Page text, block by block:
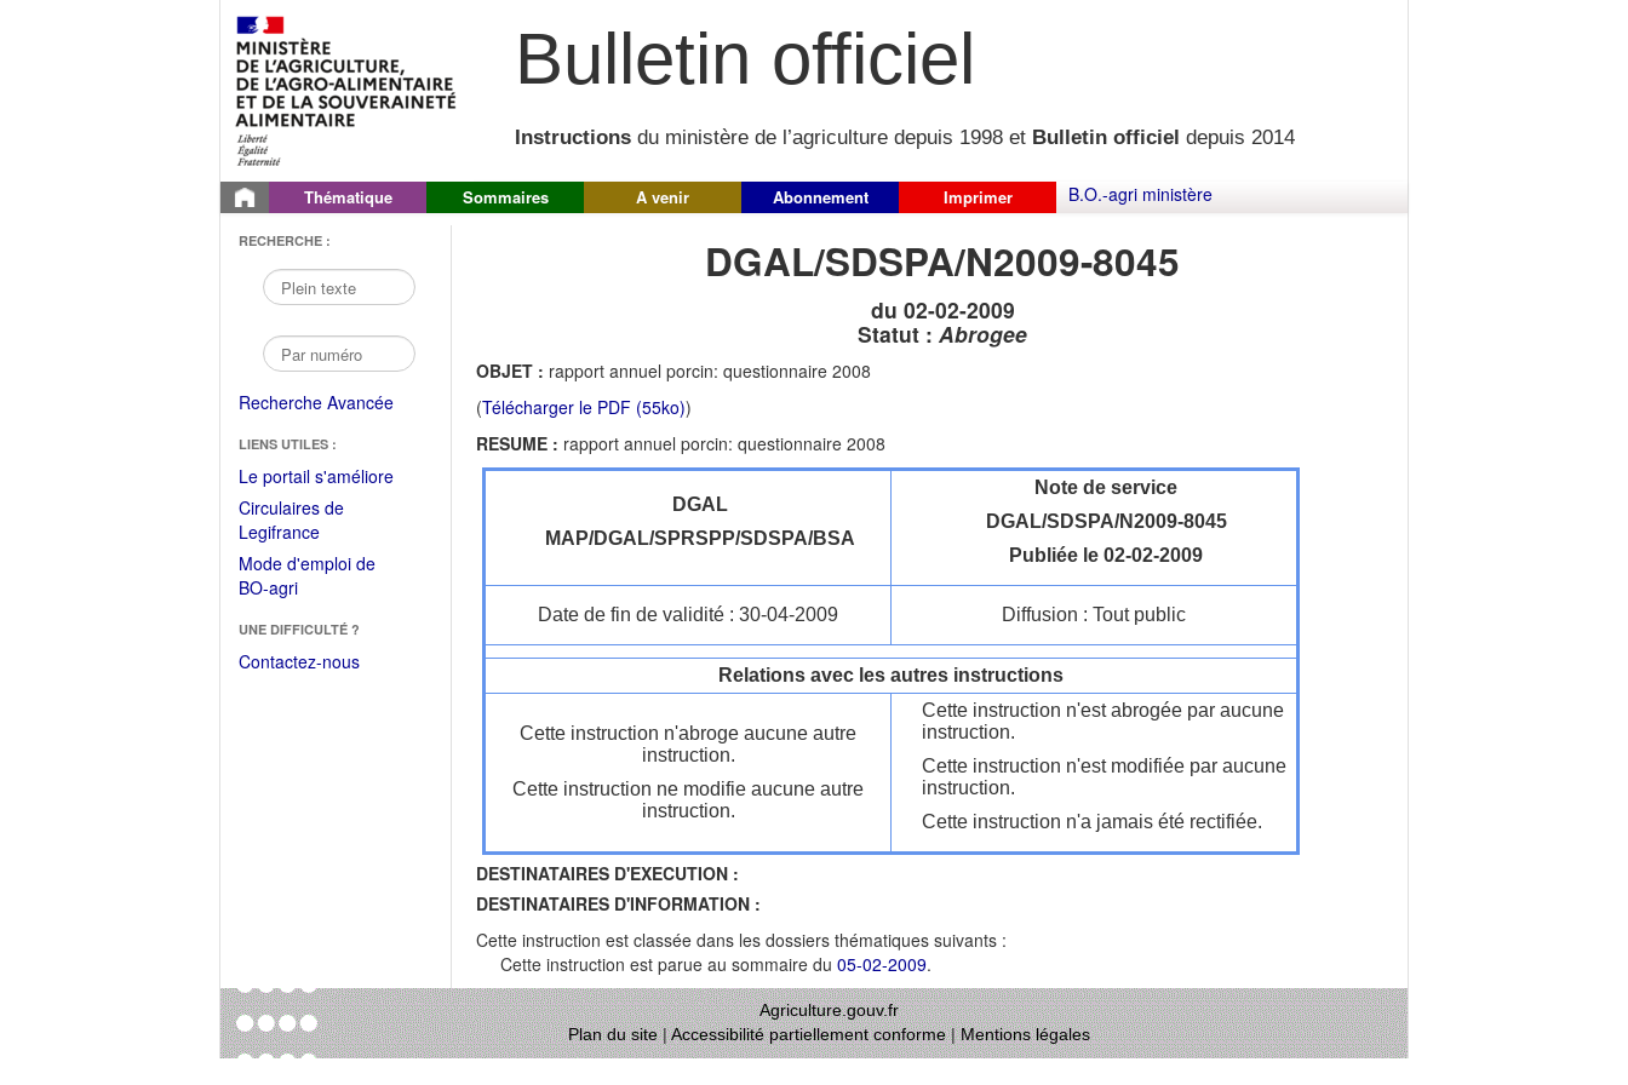
Bulletin officiel
Instructions du ministère de l’agriculture depuis 1998 et Bulletin officiel depuis 2014
Thématique Sommaires A venir Abonnement Imprimer B.O.-agri ministère
RECHERCHE :
Recherche Avancée
LIENS UTILES :
Le portail s'améliore(Fichier
Circulaires de
Legifrance(Ouvrir
dans
une
fenêtre)
Mode d'emploi de
BO-agri(Ouvrir
une
nouvelle
UNE DIFFICULTÉ ?
Contactez-nous
DGAL/SDSPA/N2009-8045
du 02-02-2009
Statut : Abrogee
OBJET : rapport annuel porcin: questionnaire 2008
(Télécharger le PDF (55ko))
RESUME : rapport annuel porcin: questionnaire 2008
DGAL
MAP/DGAL/SPRSPP/SDSPA/BSA
Note de service
DGAL/SDSPA/N2009-8045
Publiée le 02-02-2009
Date de fin de validité : 30-04-2009 Diffusion : Tout public
Relations avec les autres instructions
Cette instruction n'abroge aucune autre
instruction.
Cette instruction ne modifie aucune autre
instruction.
Cette instruction n'est abrogée par aucune
instruction.
Cette instruction n'est modifiée par aucune
instruction.
Cette instruction n'a jamais été rectifiée.
DESTINATAIRES D'EXECUTION :
DESTINATAIRES D'INFORMATION :
Cette instruction est classée dans les dossiers thématiques suivants :
Cette instruction est parue au sommaire du 05-02-2009.
Agriculture.gouv.fr
Plan du site|Accessibilité partiellement conforme|Mentions légales